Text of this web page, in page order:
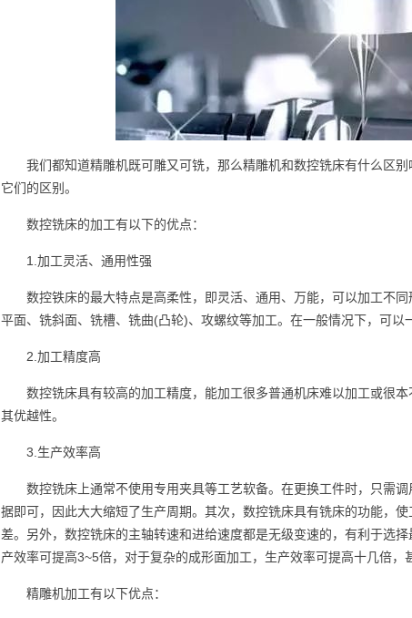
我们都知道精雕机既可雕又可铣，那么精雕机和数控铣床有什么区
它们的区别。
数控铣床的加工有以下的优点：
1.加工灵活、通用性强
数控铁床的最大特点是高柔性，即灵活、通用、万能，可以加工不
平面、铣斜面、铣槽、铣曲(凸轮)、攻螺纹等加工。在一般情况下，可以
2.加工精度高
数控铣床具有较高的加工精度，能加工很多普通机床难以加工或很
其优越性。
3.生产效率高
数控铣床上通常不使用专用夹具等工艺软备。在更换工件时，只需
据即可，因此大大缩短了生产周期。其次，数控铣床具有铣床的功能，
差。另外，数控铣床的主轴转速和进给速度都是无级变速的，有利于选
产效率可提高3~5倍，对于复杂的成形面加工，生产效率可提高十几倍，
精雕机加工有以下优点：